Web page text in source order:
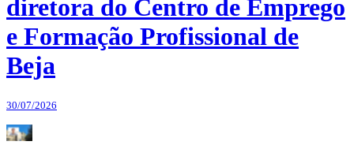
diretora do Centro de Emprego
e Formação Profissional de
Beja
30/07/2026